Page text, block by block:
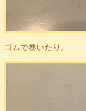
ゴムで巻いたり。